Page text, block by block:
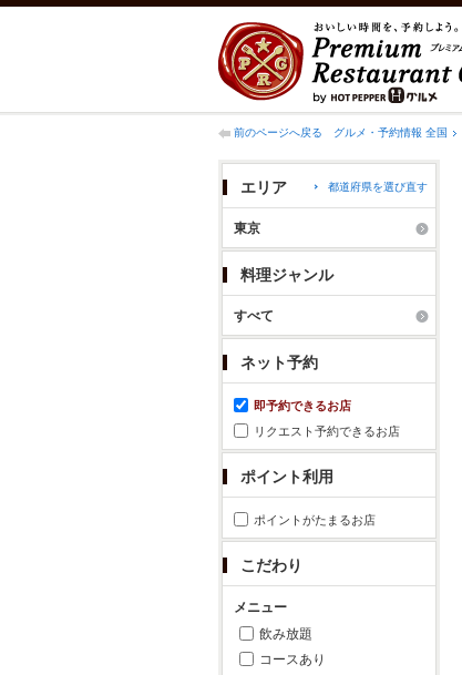
前のページへ戻る グルメ・予約情報 全国
エリア 都道府県を選び直す
東京
料理ジャンル
すべて
ネット予約
即予約できるお店
リクエスト予約できるお店
ポイント利用
ポイントがたまるお店
こだわり
メニュー
飲み放題
コースあり